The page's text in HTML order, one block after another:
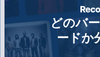
どのバ
ードか